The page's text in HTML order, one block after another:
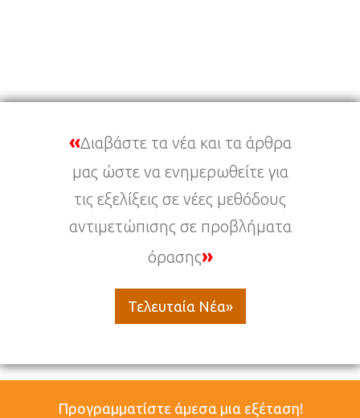
«Διαβάστε τα νέα και τα άρθρα
μας ώστε να ενημερωθείτε για
τις εξελίξεις σε νέες μεθόδους
αντιμετώπισης σε προβλήματα
όρασης»
Τελευταία Νέα»
Προγραμματίστε άμεσα μια εξέταση!